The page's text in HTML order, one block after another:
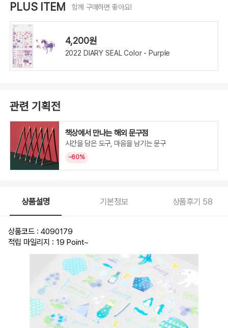
PLUS ITEM 함께 구매하면 좋아요!
4,200원
2022 DIARY SEAL Color - Purple
관련 기획전
책상에서 만나는 해외 문구점
시간을 담은 도구, 마음을 남기는 문구
~60%
상품설명 기본정보 상품후기 58
상품코드 : 4090179
적립 마일리지 : 19 Point~